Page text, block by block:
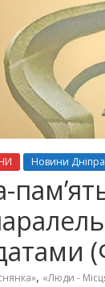
Новини Дніпра
, «Люди -